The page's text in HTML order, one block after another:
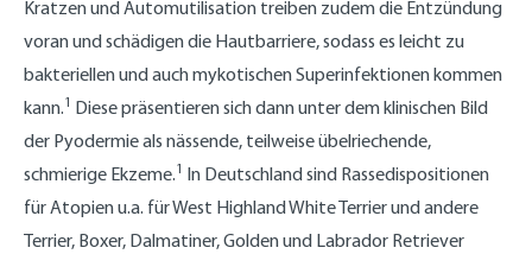
Kratzen und Automutilisation treiben zudem die Entzündung
voran und schädigen die Hautbarriere, sodass es leicht zu
bakteriellen und auch mykotischen Superinfektionen kommen
kann.1 Diese präsentieren sich dann unter dem klinischen Bild
der Pyodermie als nässende, teilweise übelriechende,
schmierige Ekzeme.1 In Deutschland sind Rassedispositionen
für Atopien u.a. für West Highland White Terrier und andere
Terrier, Boxer, Dalmatiner, Golden und Labrador Retriever